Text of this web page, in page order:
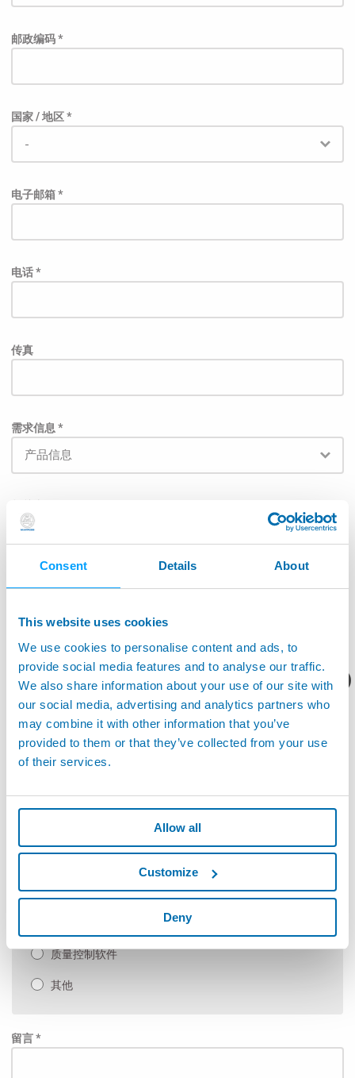
Consent Details About
This website uses cookies
We use cookies to personalise content and ads, to
provide social media features and to analyse our traffic.
We also share information about your use of our site with
our social media, advertising and analytics partners who
may combine it with other information that you’ve
provided to them or that they’ve collected from your use
of their services.
Allow all
Customize
Deny
邮政编码 *
国家 / 地区 *
电子邮箱 *
电话 *
传真
需求信息 *
表中的选择对应的应用范围: *
航空航天
生产监控
柔性非接触式测量
手动检具以及SPC软件
自动测量机和定制应用
泄漏检测和装配
自动化（装配线及生产线）
质量控制软件
其他
留言 *
您想要了解什么呢？